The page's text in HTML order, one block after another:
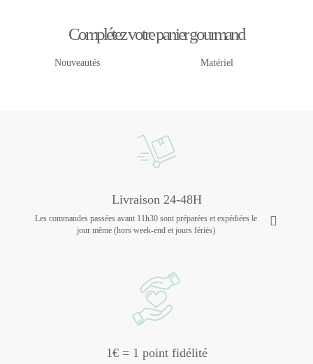
Complétez votre panier gourmand
Nouveautés Matériel
Livraison 24-48H
Les commandes passées avant 11h30 sont préparées et expédiées le
jour même (hors week-end et jours fériés)
1€ = 1 point fidélité